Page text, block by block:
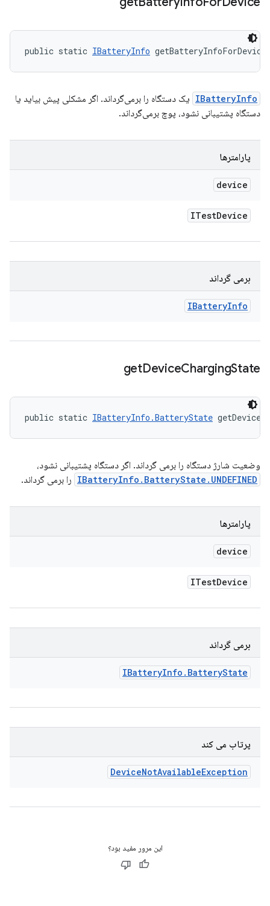
public static IBatteryInfo
IBatteryInfo یک دستگاه را برمی‌گرداند. اگر مشکلی پیش بیاید یا
دستگاه پشتیبانی نشود، پوچ برمی‌گرداند.
پارامترها
device
ITestDevice
برمی گرداند
IBatteryInfo
getDeviceChargingState
public static IBatteryInfo.BatteryState
وضعیت شارژ دستگاه را برمی گرداند. اگر دستگاه پشتیبانی نشود،
IBatteryInfo.BatteryState.UNDEFINED را برمی گرداند.
پارامترها
device
ITestDevice
برمی گرداند
IBatteryInfo . BatteryState
پرتاب می کند
DeviceNotAvailableException
این مرور مفید بود؟